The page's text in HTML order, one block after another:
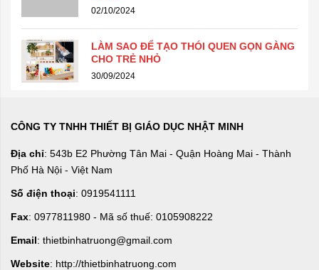
02/10/2024
LÀM SAO ĐỂ TẠO THÓI QUEN GỌN GÀNG
CHO TRẺ NHỎ
30/09/2024
CÔNG TY TNHH THIẾT BỊ GIÁO DỤC NHẬT MINH
Địa chỉ: 543b E2 Phường Tân Mai - Quận Hoàng Mai - Thành
Phố Hà Nội - Việt Nam
Số điện thoại: 0919541111
Fax: 0977811980 - Mã số thuế: 0105908222
Email: thietbinhatruong@gmail.com
Website: http://thietbinhatruong.com